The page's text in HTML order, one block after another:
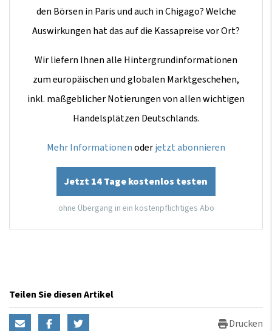
den Börsen in Paris und auch in Chigago? Welche
Auswirkungen hat das auf die Kassapreise vor Ort?
Wir liefern Ihnen alle Hintergrundinformationen
zum europäischen und globalen Marktgeschehen,
inkl. maßgeblicher Notierungen von allen wichtigen
Handelsplätzen Deutschlands.
Mehr Informationenoderjetzt abonnieren
Jetzt 14 Tage kostenlos testen
ohne Übergang in ein kostenpflichtiges Abo
Teilen Sie diesen Artikel
Drucken